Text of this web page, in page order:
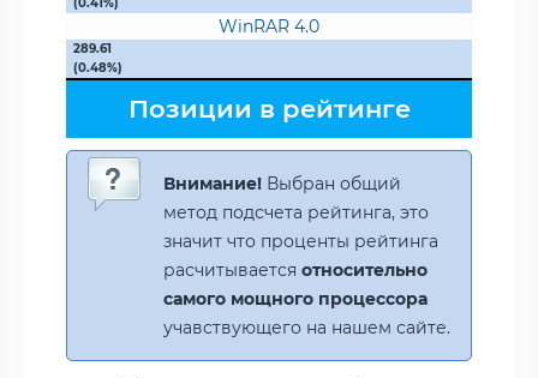
WinRAR 4.0
289.61
(0.48%)
Позиции в рейтинге
Внимание! Выбран общий
метод подсчета рейтинга, это
значит что проценты рейтинга
расчитывается относительно
самого мощного процессора
учавствующего на нашем сайте.